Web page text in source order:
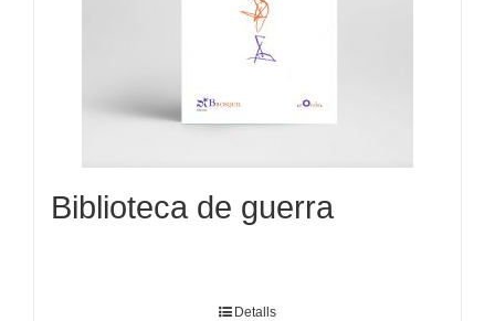
Biblioteca de guerra
Detalls